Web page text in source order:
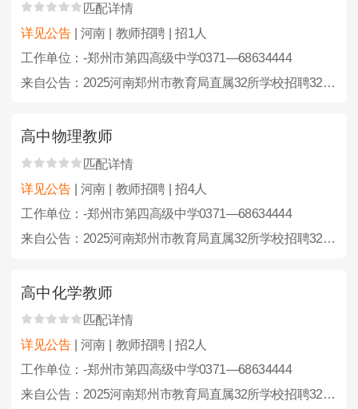
匹配详情
详见公告
| 河南 | 教师招聘 | 招1人
工作单位：-郑州市第四高级中学0371—68634444
来自公告：2025河南郑州市教育局直属32所学校招聘323人公告
高中物理教师
匹配详情
详见公告
| 河南 | 教师招聘 | 招4人
工作单位：-郑州市第四高级中学0371—68634444
来自公告：2025河南郑州市教育局直属32所学校招聘323人公告
高中化学教师
匹配详情
详见公告
| 河南 | 教师招聘 | 招2人
工作单位：-郑州市第四高级中学0371—68634444
来自公告：2025河南郑州市教育局直属32所学校招聘323人公告